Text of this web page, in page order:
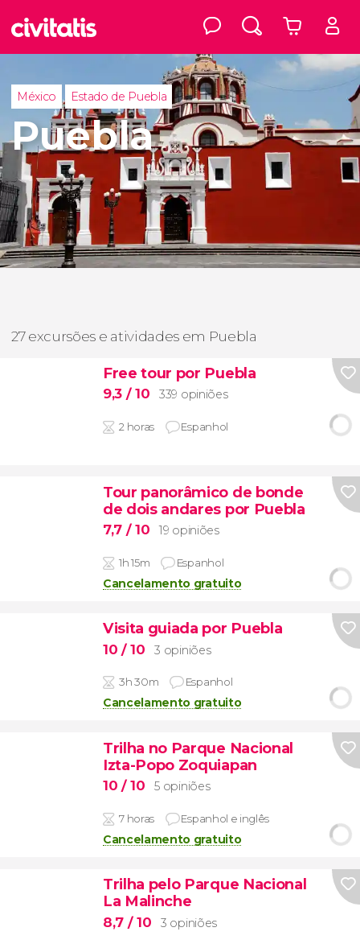
México Estado de Puebla
Puebla
27 excursões e atividades em Puebla
Free tour por Puebla
9,3 / 10 339 opiniões
2 horas Espanhol
Tour panorâmico de bonde
de dois andares por Puebla
7,7 / 10 19 opiniões
1h 15m Espanhol
Cancelamento gratuito
Visita guiada por Puebla
10 / 10 3 opiniões
3h 30m Espanhol
Cancelamento gratuito
Trilha no Parque Nacional
Izta-Popo Zoquiapan
10 / 10 5 opiniões
7 horas Espanhol e inglês
Cancelamento gratuito
Trilha pelo Parque Nacional
La Malinche
8,7 / 10 3 opiniões